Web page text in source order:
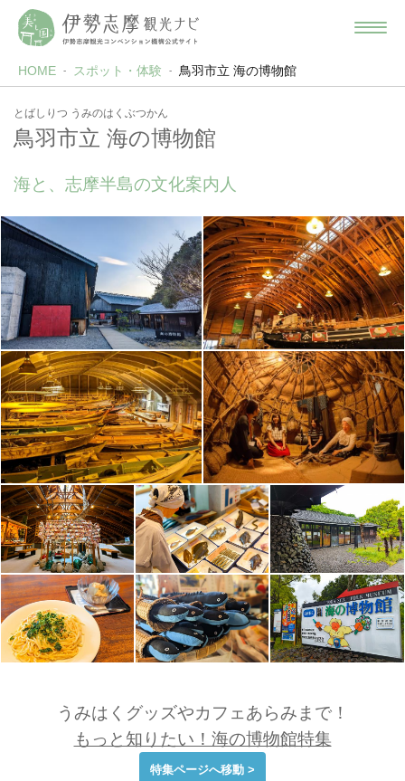
HOME スポット・体験 鳥羽市立 海の博物館
とばしりつ うみのはくぶつかん
鳥羽市立 海の博物館
海と、志摩半島の文化案内人
うみはくグッズやカフェあらみまで！
もっと知りたい！海の博物館特集
特集ページへ移動 >